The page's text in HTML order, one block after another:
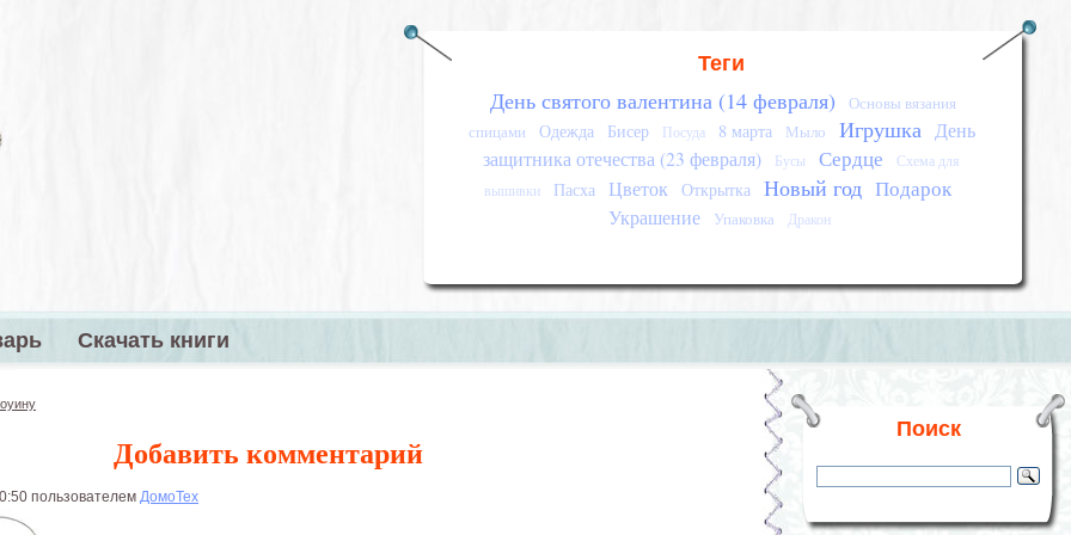
Теги
День святого валентина (14 февраля)
Основы вязания
спицами
Одежда Бисер Посуда 8 марта Мыло Игрушка День
защитника отечества (23 февраля)
Бусы Сердце
Схема для
вышивки
Пасха Цветок Открытка Новый год Подарок
Украшение Упаковка Дракон
Скачать книги
Добавить комментарий
пользователем ДомоТех
Поиск